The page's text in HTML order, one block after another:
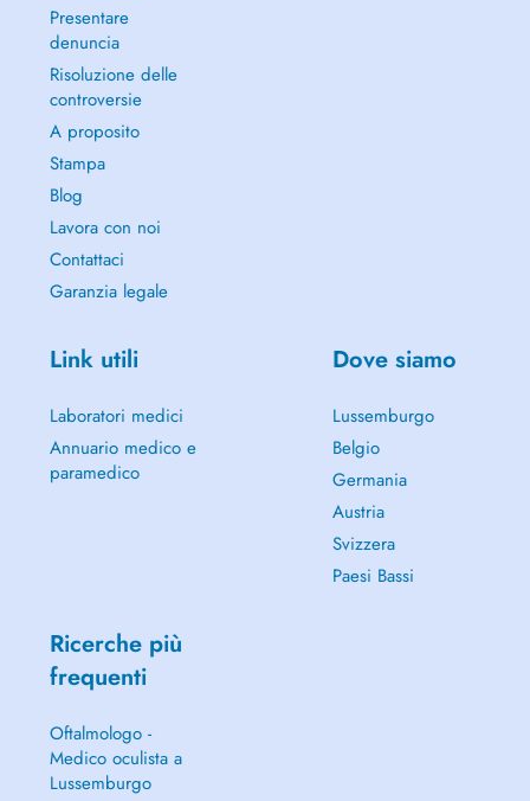
Presentare
denuncia
Risoluzione delle
controversie
A proposito
Stampa
Blog
Lavora con noi
Contattaci
Garanzia legale
Link utili
Laboratori medici
Annuario medico e
paramedico
Dove siamo
Lussemburgo
Belgio
Germania
Austria
Svizzera
Paesi Bassi
Ricerche più
frequenti
Oftalmologo -
Medico oculista a
Lussemburgo